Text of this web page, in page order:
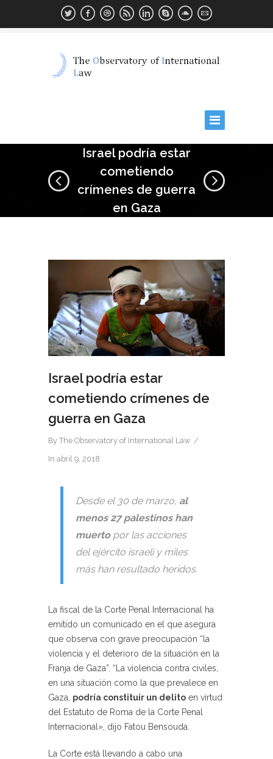
Israel podría estar
cometiendo
crímenes de guerra
en Gaza
Israel podría estar
cometiendo crímenes de
guerra en Gaza
By The Observatory of International Law
In abril 9, 2018
Desde el 30 de marzo, al
menos 27 palestinos han
muertopor las acciones
del ejército israelí y miles
más han resultado heridos.
La fiscal de la Corte Penal Internacional ha
emitido un comunicado en el que asegura
que observa con grave preocupación “la
violencia y el deterioro de la situación en la
Franja de Gaza”. “La violencia contra civiles,
en una situación como la que prevalece en
Gaza, podría constituir un delito en virtud
del Estatuto de Roma de la Corte Penal
Internacional», dijo Fatou Bensouda.
La Corte está llevando a cabo una